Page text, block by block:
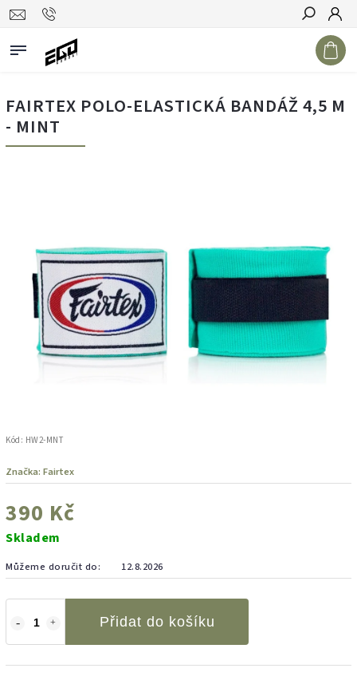
Hledat
FAIRTEX POLO-ELASTICKÁ BANDÁŽ 4,5 M
- MINT
Kód: HW2-MNT
Značka: Fairtex
390 Kč
Skladem
Můžeme doručit do: 12.8.2026
Přidat do košíku